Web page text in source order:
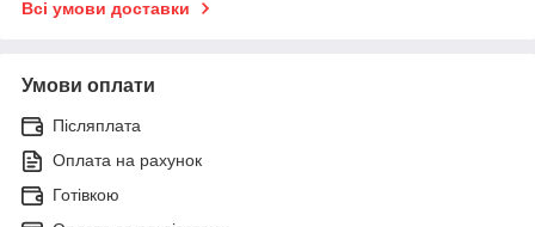
Всі умови доставки
Умови оплати
Післяплата
Оплата на рахунок
Готівкою